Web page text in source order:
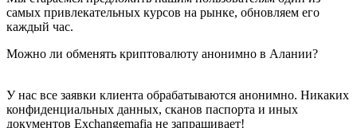
самых привлекательных курсов на рынке, обновляем его
каждый час.
Можно ли обменять криптовалюту анонимно в Алании?
У нас все заявки клиента обрабатываются анонимно. Никаких
конфиденциальных данных, сканов паспорта и иных
документов Exchangemafia не запрашивает!